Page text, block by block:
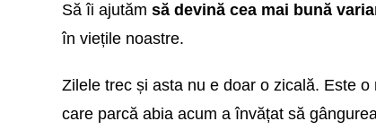
Să îi ajutăm să devină cea mai bună
în viețile noastre.
Zilele trec și asta nu e doar o zicală. Este
care parcă abia acum a învățat să